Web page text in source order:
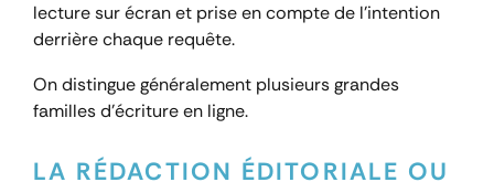
lecture sur écran et prise en compte de l’intention
derrière chaque requête.
On distingue généralement plusieurs grandes
familles d’écriture en ligne.
LA RÉDACTION ÉDITORIALE OU